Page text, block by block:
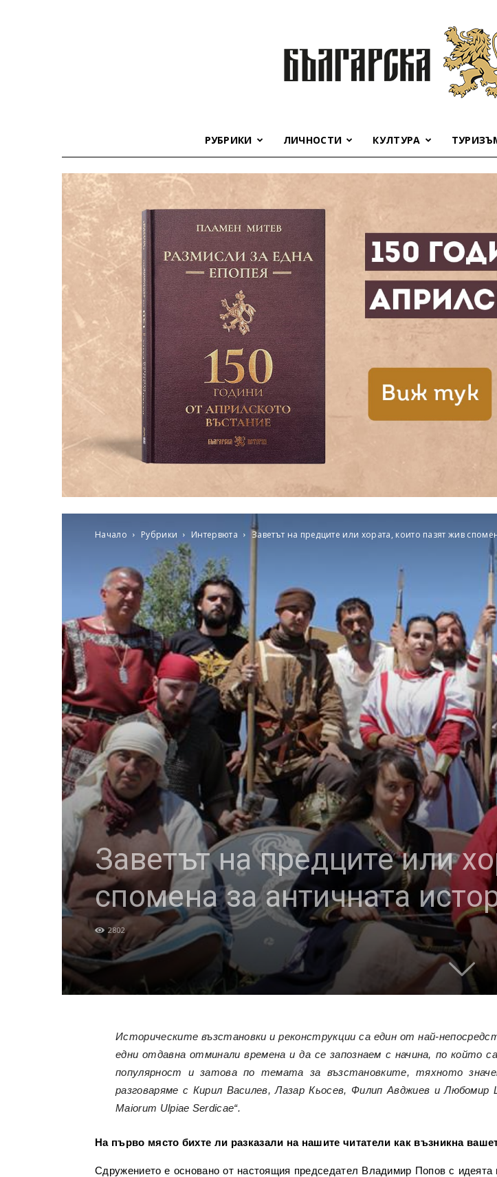
РУБРИКИ ЛИЧНОСТИ КУЛТУРА
Начало Рубрики Интервюта Заветът на предците или хората, които пазят жив
Заветът на предците или
спомена за античната
2802
Историческите възстановки и реконструкции са един от най-
едни отдавна отминали времена и да се запознаем с начина, по който
популярност и затова по темата за възстановките, тяхното
разговаряме с Кирил Василев, Лазар Кьосев, Филип Авджиев и
Maiorum Ulpiae Serdicae“.
На първо място бихте ли разказали на нашите читатели как възникна
Сдружението е основано от настоящия председател Владимир Попов с